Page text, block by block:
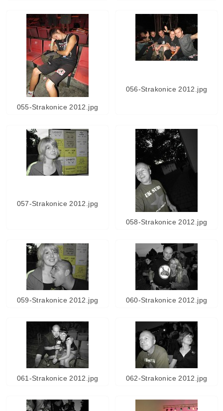
055-Strakonice 2012.jpg
056-Strakonice 2012.jpg
057-Strakonice 2012.jpg
058-Strakonice 2012.jpg
059-Strakonice 2012.jpg 060-Strakonice 2012.jpg
061-Strakonice 2012.jpg 062-Strakonice 2012.jpg